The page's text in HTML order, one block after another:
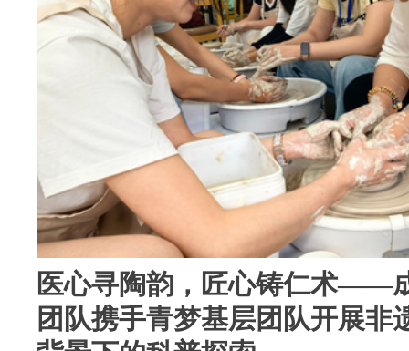
医心寻陶韵，匠心铸仁术——
团队携手青梦基层团队开展非